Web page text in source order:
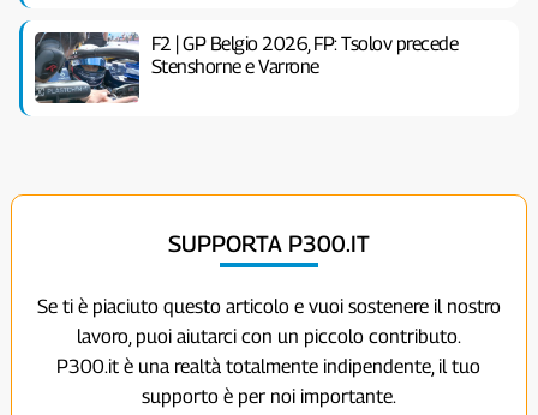
F2 | GP Belgio 2026, FP: Tsolov precede
Stenshorne e Varrone
SUPPORTA P300.IT
Se ti è piaciuto questo articolo e vuoi sostenere il nostro
lavoro, puoi aiutarci con un piccolo contributo.
P300.it è una realtà totalmente indipendente, il tuo
supporto è per noi importante.